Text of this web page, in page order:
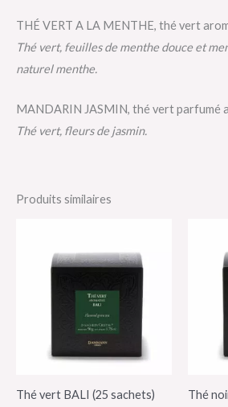
THÉ VERT A LA MENTHE, thé vert
Thé vert, feuilles de menthe douce et
naturel menthe.
MANDARIN JASMIN, thé vert parfumé
Thé vert, fleurs de jasmin.
Produits similaires
Thé vert BALI (25 sachets)
Thé